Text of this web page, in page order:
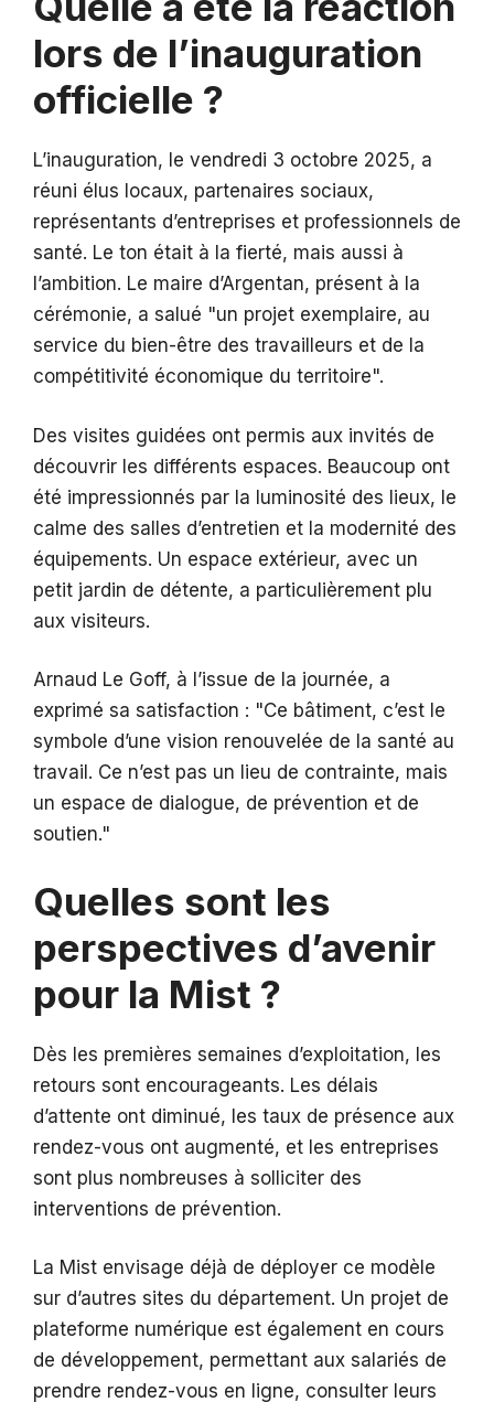
lors de l’inauguration
officielle ?
L’inauguration, le vendredi 3 octobre 2025, a
réuni élus locaux, partenaires sociaux,
représentants d’entreprises et professionnels de
santé. Le ton était à la fierté, mais aussi à
l’ambition. Le maire d’Argentan, présent à la
cérémonie, a salué
un projet exemplaire, au
service du bien-être des travailleurs et de la
compétitivité économique du territoire .
Des visites guidées ont permis aux invités de
découvrir les différents espaces. Beaucoup ont
été impressionnés par la luminosité des lieux, le
calme des salles d’entretien et la modernité des
équipements. Un espace extérieur, avec un
petit jardin de détente, a particulièrement plu
aux visiteurs.
Arnaud Le Goff, à l’issue de la journée, a
exprimé sa satisfaction :
Ce bâtiment, c’est le
symbole d’une vision renouvelée de la santé au
travail. Ce n’est pas un lieu de contrainte, mais
un espace de dialogue, de prévention et de
soutien.
Quelles sont les
perspectives d’avenir
pour la Mist ?
Dès les premières semaines d’exploitation, les
retours sont encourageants. Les délais
d’attente ont diminué, les taux de présence aux
rendez-vous ont augmenté, et les entreprises
sont plus nombreuses à solliciter des
interventions de prévention.
La Mist envisage déjà de déployer ce modèle
sur d’autres sites du département. Un projet de
plateforme numérique est également en cours
de développement, permettant aux salariés de
prendre rendez-vous en ligne, consulter leurs